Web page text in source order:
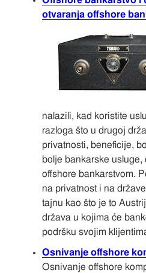
otvaranja offshore
nalazili, kad koristite
razloga što u drugoj
privatnosti, beneficije,
bolje bankarske usluge,
offshore bankarstvom.
na privatnost i na
tajnu kao što je to
država u kojima će
podršku svojim
Osnivanje offshore
Osnivanje offshore